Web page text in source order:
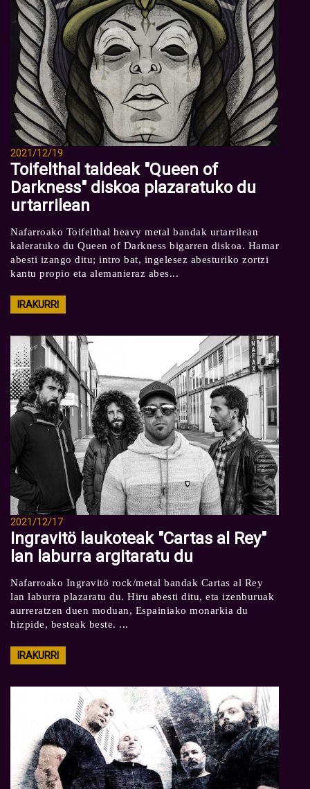
2021/12/19
Toifelthal taldeak "Queen of
Darkness" diskoa plazaratuko du
urtarrilean
Nafarroako Toifelthal heavy metal bandak urtarrilean
kaleratuko du Queen of Darkness bigarren diskoa. Hamar
abesti izango ditu; intro bat, ingelesez abesturiko zortzi
kantu propio eta alemanieraz abes...
IRAKURRI
2021/12/17
Ingravitö laukoteak "Cartas al Rey"
lan laburra argitaratu du
Nafarroako Ingravitö rock/metal bandak Cartas al Rey
lan laburra plazaratu du. Hiru abesti ditu, eta izenburuak
aurreratzen duen moduan, Espainiako monarkia du
hizpide, besteak beste. ...
IRAKURRI